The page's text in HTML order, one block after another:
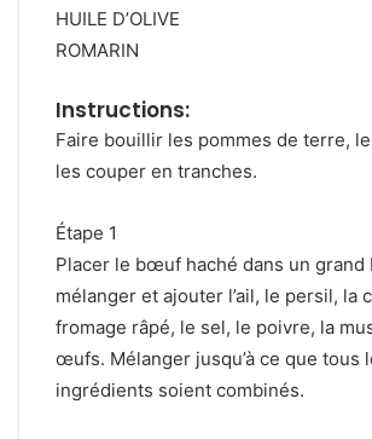
HUILE D’OLIVE
ROMARIN
Instructions:
Faire bouillir les pommes de terre,
les couper en tranches.
Étape 1
Placer le bœuf haché dans un grand
mélanger et ajouter l’ail, le persil, la
fromage râpé, le sel, le poivre, la
œufs. Mélanger jusqu’à ce que tous
ingrédients soient combinés.